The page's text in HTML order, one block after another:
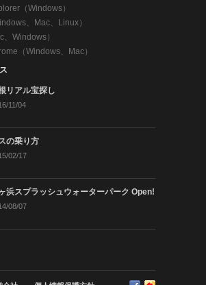
（Windows）
、Mac、Linux）
Windows）
（Windows、Mac）
リアル宝探し
11/04
の乗り方
02/17
浜スプラッシュウォーターパーク Open!
08/07